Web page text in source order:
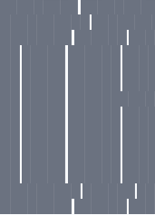
██████
█████ ██████
█████ ██████
█████ ██████
█████
█████ ██████
█████ ██████
█████ ██████
█████ ██████
█████ ██████
██████
██████